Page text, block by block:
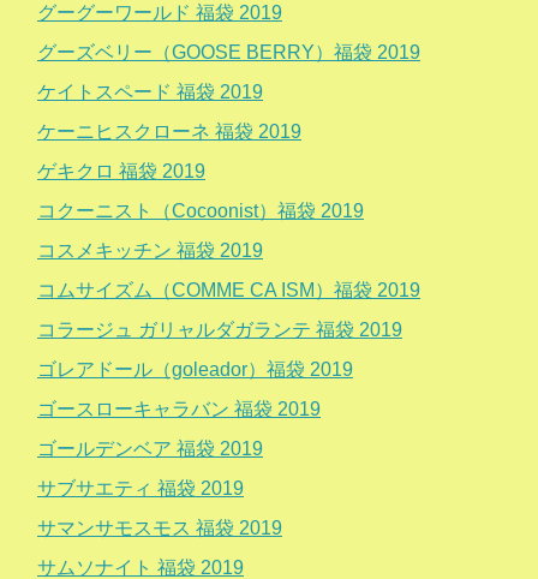
グーグーワールド 福袋 2019
グーズベリー（GOOSE BERRY）福袋 2019
ケイトスペード 福袋 2019
ケーニヒスクローネ 福袋 2019
ゲキクロ 福袋 2019
コクーニスト（Cocoonist）福袋 2019
コスメキッチン 福袋 2019
コムサイズム（COMME CA ISM）福袋 2019
コラージュ ガリャルダガランテ 福袋 2019
ゴレアドール（goleador）福袋 2019
ゴースローキャラバン 福袋 2019
ゴールデンベア 福袋 2019
サブサエティ 福袋 2019
サマンサモスモス 福袋 2019
サムソナイト 福袋 2019